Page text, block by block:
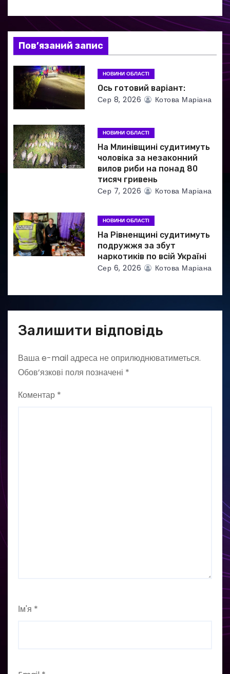
а
п
и
с
і
в
Пов’язаний запис
НОВИНИ ОБЛАСТІ
Ось готовий варіант:
Сер 8, 2026 Котова Маріана
НОВИНИ ОБЛАСТІ
На Млинівщині судитимуть
чоловіка за незаконний
вилов риби на понад 80
тисяч гривень
Сер 7, 2026 Котова Маріана
НОВИНИ ОБЛАСТІ
На Рівненщині судитимуть
подружжя за збут
наркотиків по всій Україні
Сер 6, 2026 Котова Маріана
Залишити відповідь
Ваша e-mail адреса не оприлюднюватиметься.
Обов’язкові поля позначені *
Коментар *
Ім'я *